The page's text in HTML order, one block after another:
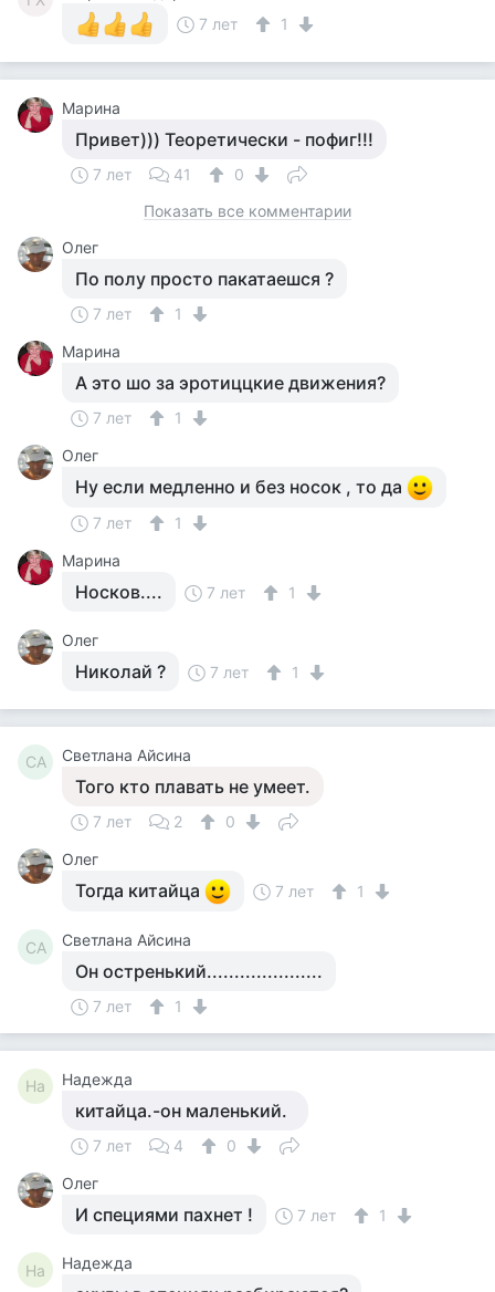
7 лет
1
Марина
Привет))) Теоретически - пофиг!!!
7 лет 41
0
Показать все комментарии
Олег
По полу просто пакатаешся ?
7 лет
1
Марина
А это шо за эротиццкие движения?
7 лет
1
Олег
Ну если медленно и без носок , то да
7 лет
1
Марина
Носков.... 7 лет 1
Олег
Николай ? 7 лет 1
СА Светлана Айсина
Того кто плавать не умеет.
7 лет 2
0
Олег
Тогда китайца 7 лет 1
СА Светлана Айсина
Он остренький.....................
7 лет 1
На Надежда
китайца.-он маленький.
7 лет 4
0
Олег
И специями пахнет ! 7 лет 1
На Надежда